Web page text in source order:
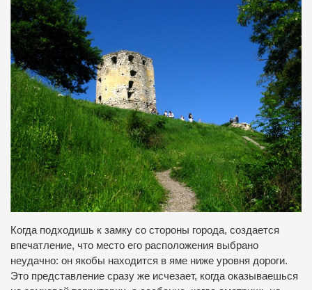
Когда подходишь к замку со стороны города, создается
впечатление, что место его расположения выбрано
неудачно: он якобы находится в яме ниже уровня дороги.
Это представление сразу же исчезает, когда оказываешься